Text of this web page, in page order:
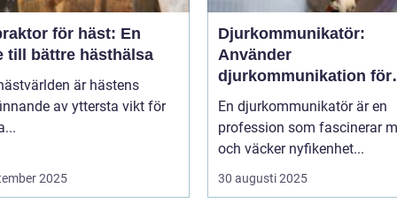
för häst: En
till bättre hästhälsa
är hästens
av yttersta vikt för
2025
Djurkommunikatör:
Använder
djurkommunikation för
behandling av djur
En djurkommunikatör är en
profession som fascinerar
och väcker nyfikenhet...
30 augusti 2025